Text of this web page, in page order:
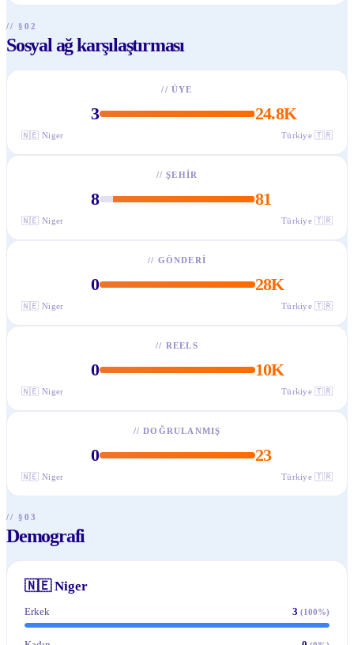
// §02
Sosyal ağ karşılaştırması
// ÜYE
3 24.8K
🇳🇪 Niger Türkiye 🇹🇷
//ŞEHIR
8 81
🇳🇪 Niger Türkiye 🇹🇷
// GÖNDERI
0 28K
🇳🇪 Niger Türkiye 🇹🇷
// REELS
0 10K
🇳🇪 Niger Türkiye 🇹🇷
//DOĞRULANMIŞ
0 23
🇳🇪 Niger Türkiye 🇹🇷
// §03
Demografi
🇳🇪 Niger
Erkek 3 (100%)